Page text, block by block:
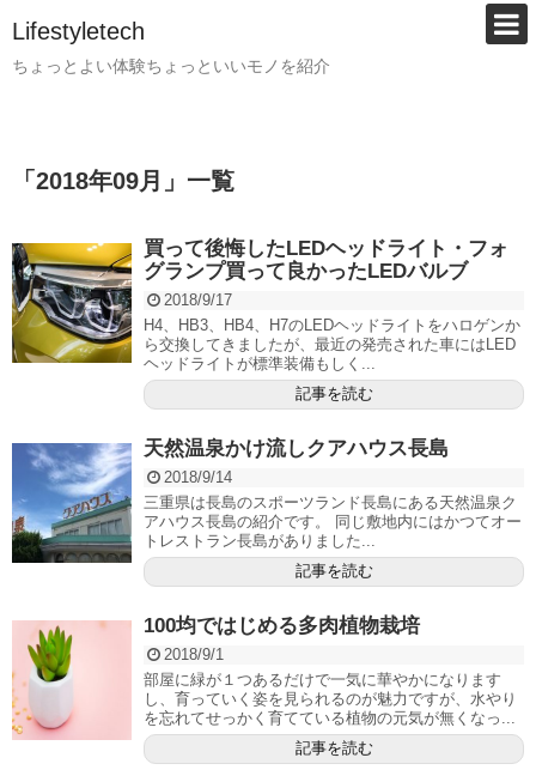
Lifestyletech
ちょっとよい体験ちょっといいモノを紹介
「 2018年09月 」 一覧
買って後悔したLEDヘッドライト・フォ
グランプ買って良かったLEDバルブ
2018/9/17
H4、HB3、HB4、H7のLEDヘッドライトをハロゲンか
ら交換してきましたが、最近の発売された車にはLED
ヘッドライトが標準装備もしく...
記事を読む
天然温泉かけ流しクアハウス長島
2018/9/14
三重県は長島のスポーツランド長島にある天然温泉ク
アハウス長島の紹介です。 同じ敷地内にはかつてオー
トレストラン長島がありました...
記事を読む
100均ではじめる多肉植物栽培
2018/9/1
部屋に緑が１つあるだけで一気に華やかになります
し、育っていく姿を見られるのが魅力ですが、水やり
を忘れてせっかく育てている植物の元気が無くなっ...
記事を読む